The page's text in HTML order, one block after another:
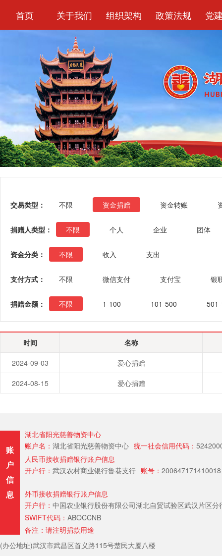
首页 关于我们 组织架构 政策法规 党
交易类型： 不限 资金捐赠 资金转账
捐赠人类型： 不限 个人 企业 团体
资金分类： 不限 收入 支出
支付方式： 不限 微信支付 支付宝 银
捐赠金额： 不限 1-100 101-500
时间 名称
2024-09-03 爱心捐赠
2024-08-15 爱心捐赠
账
户
信
息
湖北省阳光慈善物资中心
账户名： 湖北省阳光慈善物资中心 统一社会信用代码：
人民币接收捐赠银行账户信息
开户行： 武汉农村商业银行鲁巷支行 账号： 200647171410018
外币接收捐赠银行账户信息
开户行： 中国农业银行股份有限公司湖北自贸试验区武汉片区
SWIFT代码： ABOCCNB
备注：请注明捐款用途
(办公地址)武汉市武昌区首义路115号楚民大厦八楼